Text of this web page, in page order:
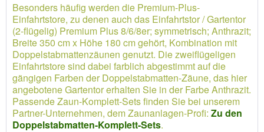
Besonders häufig werden die Premium-Plus-
Einfahrtstore, zu denen auch das Einfahrtstor / Gartentor
(2-flügelig) Premium Plus 8/6/8er; symmetrisch; Anthrazit;
Breite 350 cm x Höhe 180 cm gehört, Kombination mit
Doppelstabmattenzäunen genutzt. Die zweiflügeligen
Einfahrtstore sind dabei farblich abgestimmt auf die
gängigen Farben der Doppelstabmatten-Zäune, das hier
angebotene Gartentor erhalten Sie in der Farbe Anthrazit.
Passende Zaun-Komplett-Sets finden Sie bei unserem
Partner-Unternehmen, dem Zaunanlagen-Profi: Zu den
Doppelstabmatten-Komplett-Sets.